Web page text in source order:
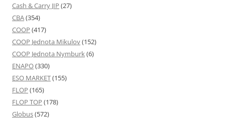
Cash & Carry JIP (27)
CBA(354)
COOP (417)
COOP Jednota Mikulov(152)
COOP Jednota Nymburk(6)
ENAPO(330)
ESO MARKET(155)
FLOP (165)
FLOP TOP (178)
Globus(572)